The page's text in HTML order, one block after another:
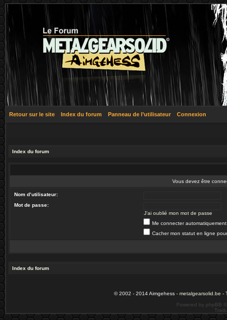
Retour sur le site Index du forum Panneau de l’utilisateur Connexion
Index du forum
Vous devez être
Nom d’utilisateur:
Mot de passe:
J’ai oublié mon mot de passe
Me connecter
Cacher mon statut en ligne
Index du forum
© 2002 - 2014 Aimgehess - metalgearsolid.be -
Powered by phpBB